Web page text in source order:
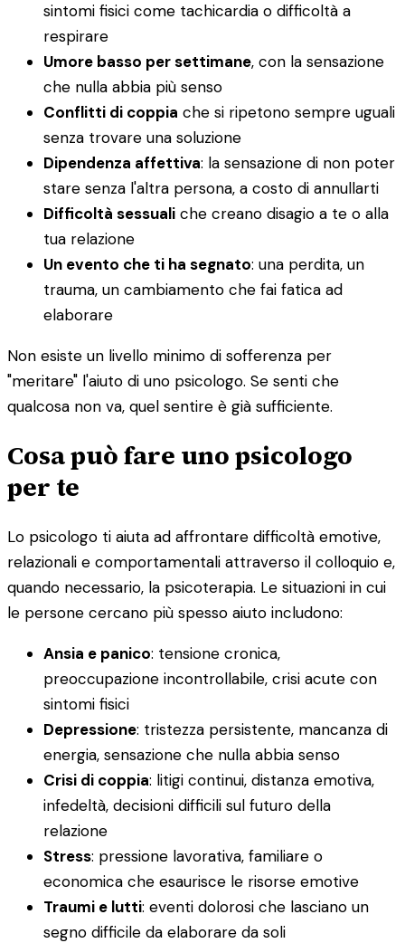
sintomi fisici come tachicardia o difficoltà a
respirare
Umore basso per settimane, con la sensazione
che nulla abbia più senso
Conflitti di coppia che si ripetono sempre uguali
senza trovare una soluzione
Dipendenza affettiva: la sensazione di non poter
stare senza l'altra persona, a costo di annullarti
Difficoltà sessuali che creano disagio a te o alla
tua relazione
Un evento che ti ha segnato: una perdita, un
trauma, un cambiamento che fai fatica ad
elaborare
Non esiste un livello minimo di sofferenza per
"meritare" l'aiuto di uno psicologo. Se senti che
qualcosa non va, quel sentire è già sufficiente.
Cosa può fare uno psicologo
per te
Lo psicologo ti aiuta ad affrontare difficoltà emotive,
relazionali e comportamentali attraverso il colloquio e,
quando necessario, la psicoterapia. Le situazioni in cui
le persone cercano più spesso aiuto includono:
Ansia e panico: tensione cronica,
preoccupazione incontrollabile, crisi acute con
sintomi fisici
Depressione: tristezza persistente, mancanza di
energia, sensazione che nulla abbia senso
Crisi di coppia: litigi continui, distanza emotiva,
infedeltà, decisioni difficili sul futuro della
relazione
Stress: pressione lavorativa, familiare o
economica che esaurisce le risorse emotive
Traumi e lutti: eventi dolorosi che lasciano un
segno difficile da elaborare da soli